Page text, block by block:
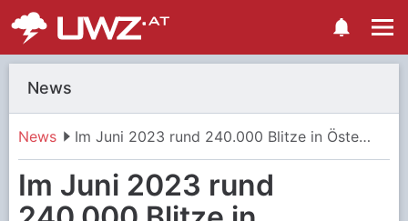
News
News Im Juni 2023 rund 240.000 Blitze in Österreich
Im Juni 2023 rund